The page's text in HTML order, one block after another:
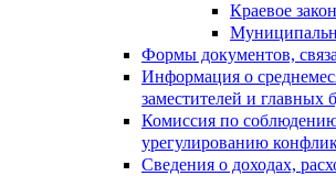
Краевое
Формы документов,
Информация о
заместителей и
Комиссия по
урегулированию
Сведения о доходах,